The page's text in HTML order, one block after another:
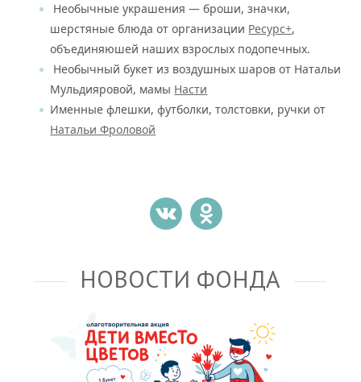
Необычные украшения — броши, значки,
шерстяные блюда от организации Ресурс+,
объединяюшей наших взрослых подопечных.
Необычный букет из воздушных шаров от Натальи
Мульдияровой, мамы Насти
Именные флешки, футболки, толстовки, ручки от
Натальи Фроловой
НОВОСТИ ФОНДА